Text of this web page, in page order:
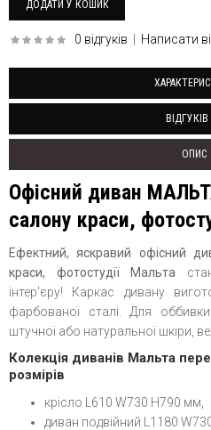
0 відгуків Написати
ВІДГУКІВ
ОПИС
Офісний диван
салону краси,
Ефектний, яскравий офісний
краси, фотостудії Мальта
інтер'єру! Каркас дивану
фарбованої сталі. Для
штучної або натуральної шкіри,
Колекція диванів Мальта
розмірів
крісло L610 W730 H790 мм,
диван подвійний L1180